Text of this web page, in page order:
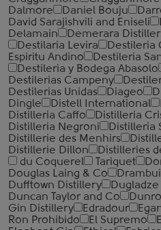
Dalmore
Daniel Bouju
David Sarajishvili and Eniseli
Delamain
Demerara
Destilaria Levira
Destileria
Espiritu Andino
Destileria
Destileria y Bodega Abasolo
Destilerias Campeny
Destilerias Unidas
Diageo
Dingle
Distell International
Distilleria Caffo
Distilleria
Distilleria Negroni
Distilleria
Distillerie des Menhirs
Distillerie Dillon
Distilleries
du Coquerel
Tariquet
Douglas Laing & Co
Dufftown Distillery
Dugladze
Duncan Taylor and Co
Gin Distillery
Edradour
Ron Prohibido
El Supremo